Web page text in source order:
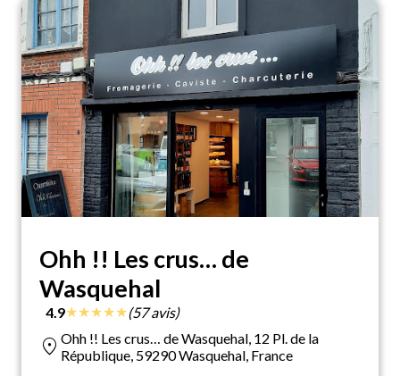
Ohh !! Les crus… de
Wasquehal
4.9★★★★★(57 avis)
location_on Ohh !! Les crus… de Wasquehal, 12 Pl. de la
République, 59290 Wasquehal, France